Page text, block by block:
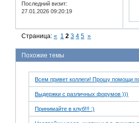
Последний визит:
27.01.2026 09:20:19
Страница:« 1 2 3 4 5 »
Похожие темы
Всем привет коллеги! Прошу помощи
Выдержки с различных форумов )))
Принимайте в клуб!!! :)